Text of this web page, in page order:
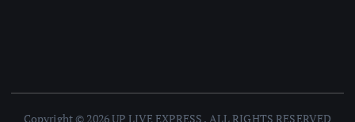
Copyright © 2026 UP LIVE EXPRESS . ALL RIGHTS RESERVED